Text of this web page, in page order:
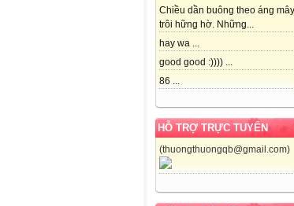
Chiều dần buông theo áng mây
trôi hững hờ. Những...
hay wa ...
good good :)))) ...
86 ...
HỖ TRỢ TRỰC TUYẾN
(thuongthuongqb@gmail.com)